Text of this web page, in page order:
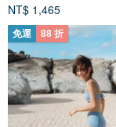
NT$ 1,465
免運 88 折